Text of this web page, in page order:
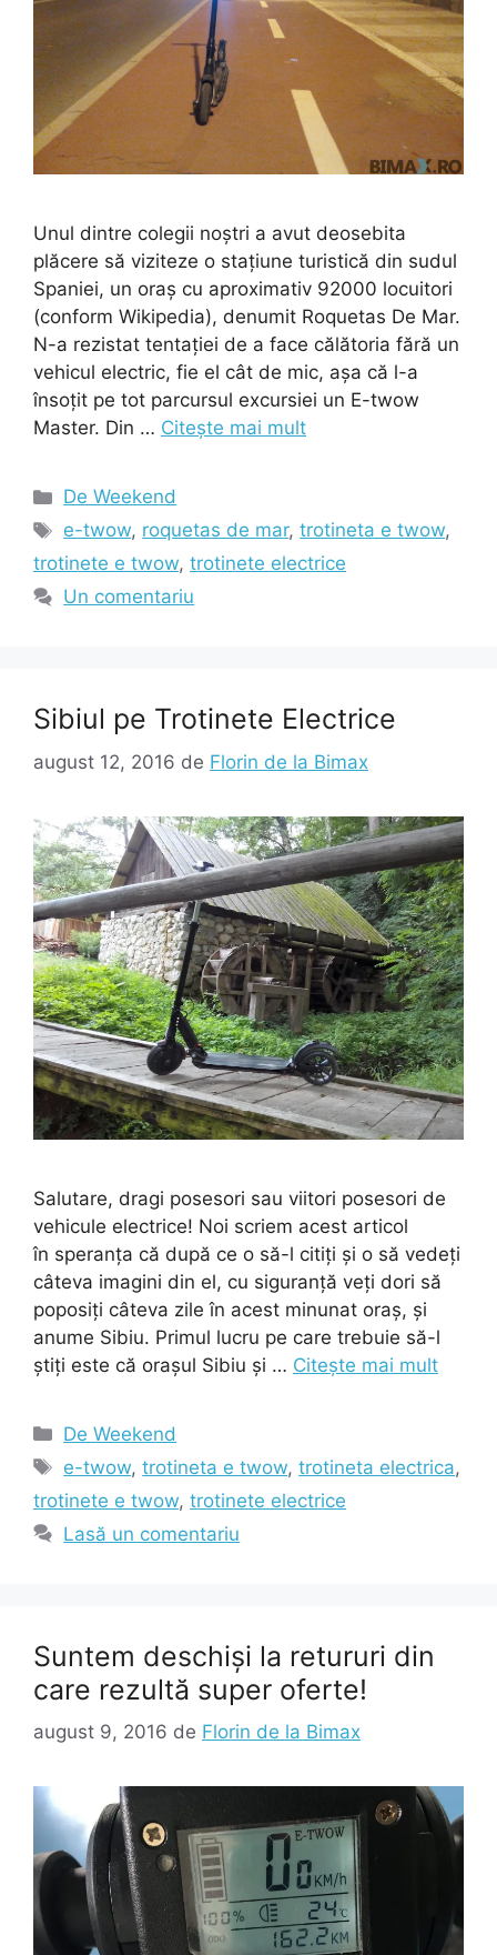
Unul dintre colegii noștri a avut deosebita
plăcere să viziteze o stațiune turistică din sudul
Spaniei, un oraș cu aproximativ 92000 locuitori
(conform Wikipedia), denumit Roquetas De Mar.
N-a rezistat tentației de a face călătoria fără un
vehicul electric, fie el cât de mic, așa că l-a
însoțit pe tot parcursul excursiei un E-twow
Master. Din … Citește mai mult
Categorii
De Weekend
Etichete
e-twow, roquetas de mar,trotineta e twow,
trotinete e twow, trotinete electrice
Un comentariu
Sibiul pe Trotinete Electrice
august 12, 2016 de Florin de la Bimax
Salutare, dragi posesori sau viitori posesori de
vehicule electrice! Noi scriem acest articol
în speranța că după ce o să-l citiți și o să vedeți
câteva imagini din el, cu siguranță veți dori să
poposiți câteva zile în acest minunat oraș, și
anume Sibiu. Primul lucru pe care trebuie să-l
știți este că orașul Sibiu și … Citește mai mult
Categorii
De Weekend
Etichete
e-twow,trotineta e twow,trotineta electrica,
trotinete e twow, trotinete electrice
Lasă un comentariu
Suntem deschiși la retururi din
care rezultă super oferte!
august 9, 2016 de Florin de la Bimax